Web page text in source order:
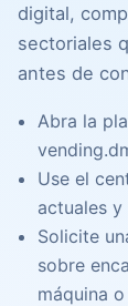
digital,
sectoriales
antes de
Abra la
Use el
actuales
Solicite
sobre
máquina